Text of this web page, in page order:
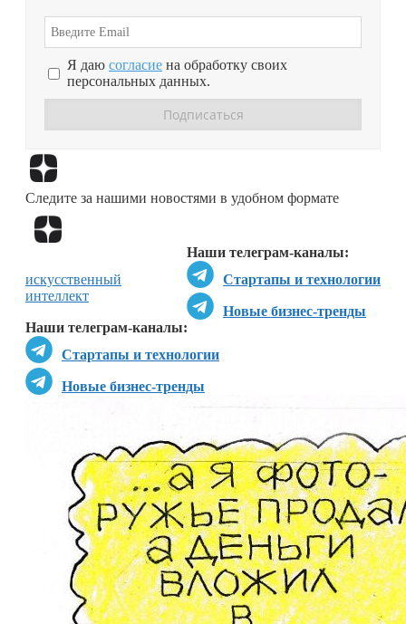
Я даю согласие на обработку своих
персональных данных.
Следите за нашими новостями в удобном формате
Наши телеграм-каналы:
Стартапы и технологии
Новые бизнес-тренды
Наши телеграм-каналы:
Стартапы и технологии
Новые бизнес-тренды
искусственный
интеллект